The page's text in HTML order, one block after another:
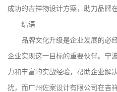
成功的吉祥物设计方案，助力品牌
结语
品牌文化升级是企业发展的必
企业实现这一目标的重要伙伴。宁
力和丰富的实战经验，帮助企业解
扰，而广州佐案设计有限公司在吉